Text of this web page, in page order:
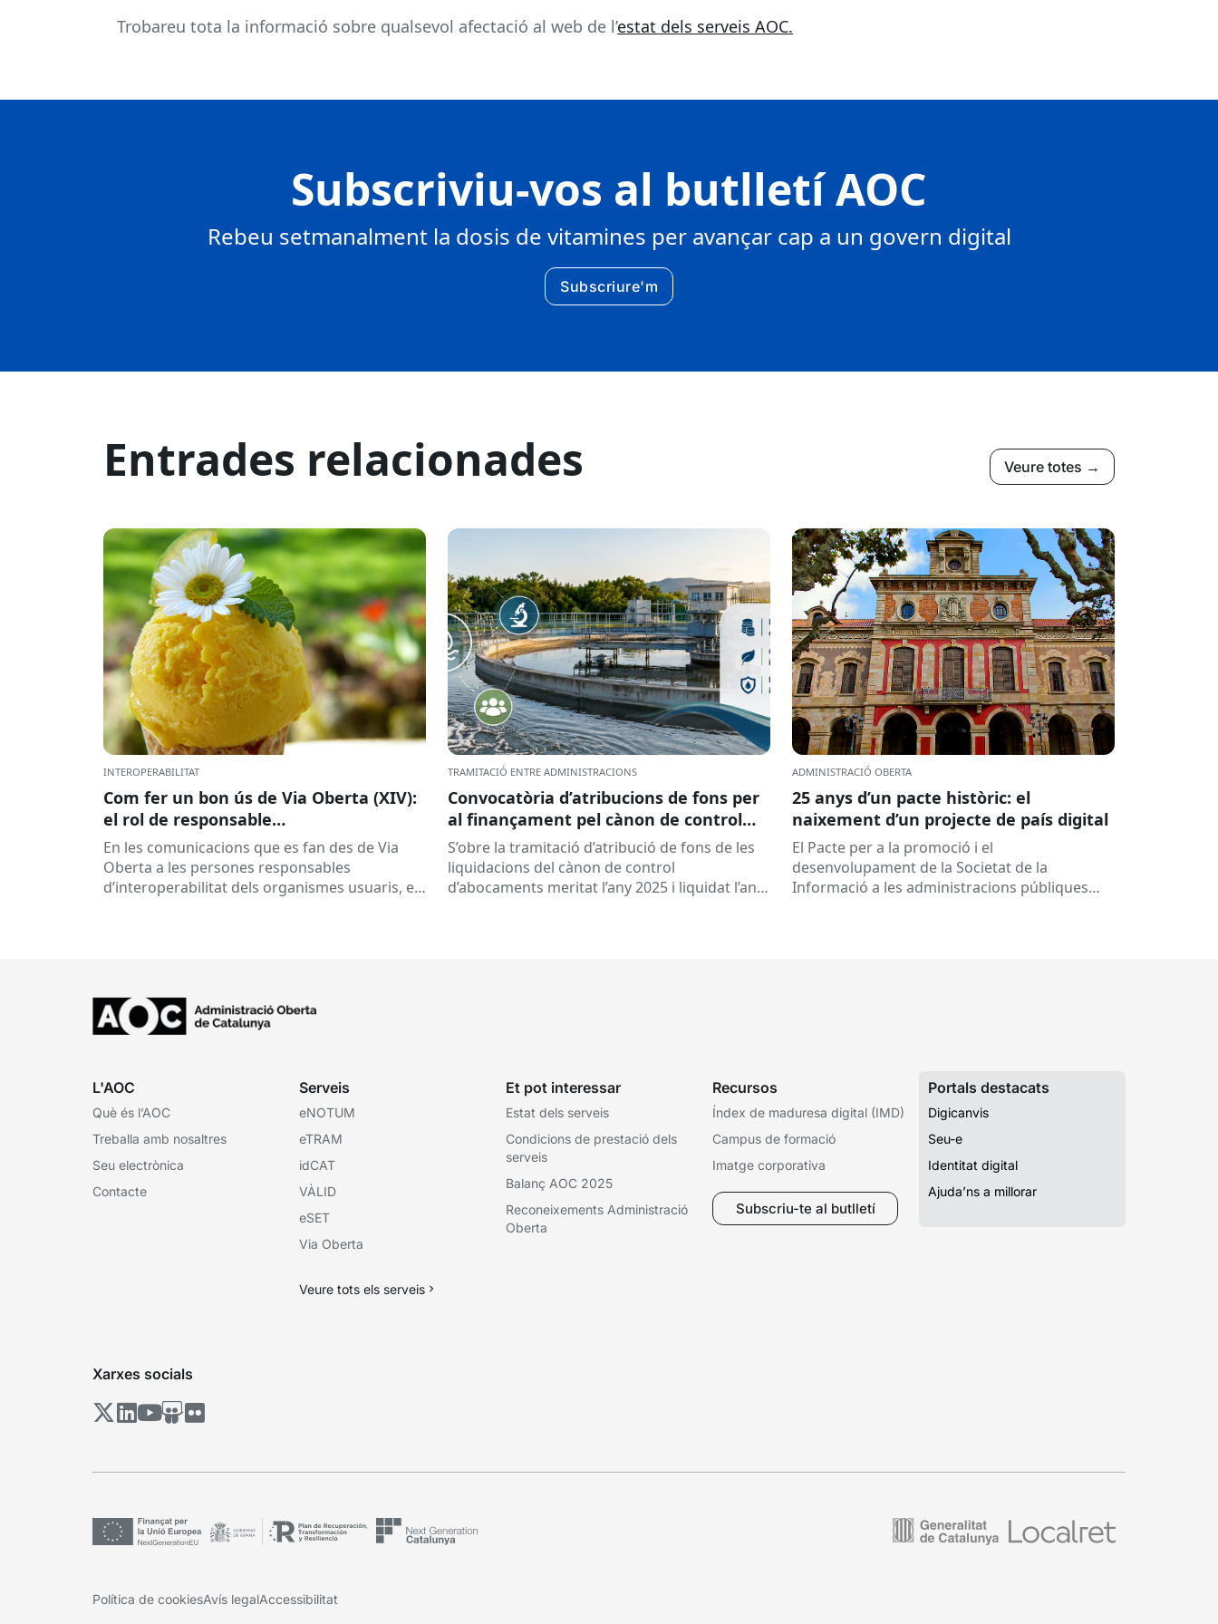
Trobareu tota la informació sobre qualsevol afectació al web de l’estat dels serveis AOC.
Subscriviu-vos al butlletí AOC
Rebeu setmanalment la dosis de vitamines per avançar cap a un govern digital
Subscriure'm
Entrades relacionades Veure totes →
INTEROPERABILITAT
Com fer un bon ús de Via Oberta (XIV):
el rol de responsable
d’interoperabilitat, al dia
En les comunicacions que es fan des de Via
Oberta a les persones responsables
d’interoperabilitat dels organismes usuaris, es
TRAMITACIÓ ENTRE ADMINISTRACIONS
Convocatòria d’atribucions de fons per
al finançament pel cànon de control
d’abocaments meritat l’any 2025 i
liquidat l’any 2026
S’obre la tramitació d’atribució de fons de les
liquidacions del cànon de control
d’abocaments meritat l’any 2025 i liquidat l’any
ADMINISTRACIÓ OBERTA
25 anys d’un pacte històric: el
naixement d’un projecte de país digital
El Pacte per a la promoció i el
desenvolupament de la Societat de la
Informació a les administracions públiques
L'AOC
Què és l’AOC
Treballa amb nosaltres
Seu electrònica
Contacte
Serveis
eNOTUM
eTRAM
idCAT
VÀLID
eSET
Via Oberta
Veure tots els serveis
Et pot interessar
Estat dels serveis
Condicions de prestació dels
serveis
Balanç AOC 2025
Reconeixements Administració
Oberta
Recursos
Índex de maduresa digital (IMD)
Campus de formació
Imatge corporativa
Subscriu-te al butlletí
Portals destacats
Digicanvis
Seu-e
Identitat digital
Ajuda’ns a millorar
Xarxes socials
Política de cookiesAvís legalAccessibilitat